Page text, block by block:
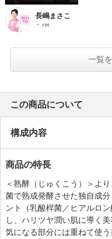
長嶋まさこ
－ cm
一覧
この商品について
構成内容
商品の特長
＜熟酵（じゅくこう）＞よ
菌で熟成発酵させた独自成
ント（乳酸桿菌／ヒアルロ
し、ハリツヤ潤い肌に導く
気になる部分には重ねて使